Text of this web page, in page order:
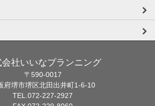
会社いいなプランニング
〒590-0017
府堺市堺区北田出井町1-6-10
TEL.072-227-2927